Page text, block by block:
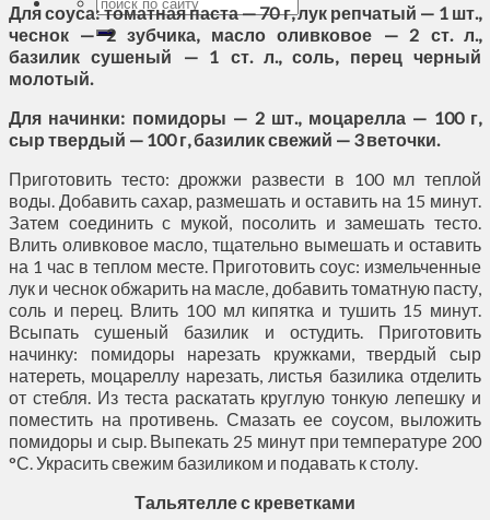
Для соуса: томатная паста — 70 г, лук репчатый — 1 шт.,
чеснок — 2 зубчика, масло оливковое — 2 ст. л.,
базилик сушеный — 1 ст. л., соль, перец черный
молотый.
Для начинки: помидоры — 2 шт., моцарелла — 100 г,
сыр твердый — 100 г, базилик свежий — 3 веточки.
Приготовить тесто: дрожжи развести в 100 мл теплой
воды. Добавить сахар, размешать и оставить на 15 минут.
Затем соединить с мукой, посолить и замешать тесто.
Влить оливковое масло, тщательно вымешать и оставить
на 1 час в теплом месте. Приготовить соус: измельченные
лук и чеснок обжарить на масле, добавить томатную пасту,
соль и перец. Влить 100 мл кипятка и тушить 15 минут.
Всыпать сушеный базилик и остудить. Приготовить
начинку: помидоры нарезать кружками, твердый сыр
натереть, моцареллу нарезать, листья базилика отделить
от стебля. Из теста раскатать круглую тонкую лепешку и
поместить на противень. Смазать ее соусом, выложить
помидоры и сыр. Выпекать 25 минут при температуре 200
°С. Украсить свежим базиликом и подавать к столу.
Тальятелле с креветками